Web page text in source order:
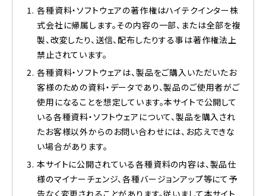
各種資料・ソフトウェアの著作権はハイテクインター株
式会社に帰属します。その内容の一部、または全部を複
製、改変したり、送信、配布したりする事は著作権法上
禁止されています。
各種資料・ソフトウェアは、製品をご購入いただいたお
客様のための資料・データであり、製品のご使用者がご
使用になることを想定しています。本サイトで公開して
いる各種資料・ソフトウェアについて、製品を購入され
たお客様以外からのお問い合わせには、お応えできな
い場合があります。
本サイトに公開されている各種資料の内容は、製品仕
様のマイナーチェンジ、各種バージョンアップ等にて予
告なく変更されることがあります。従いまして本サイト